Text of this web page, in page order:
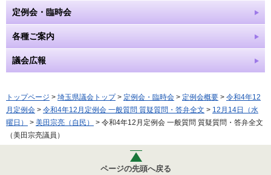
定例会・臨時会
各種ご案内
議会広報
トップページ > 埼玉県議会トップ> 定例会・臨時会 > 定例会概要 > 令和4年12
月定例会 > 令和4年12月定例会 一般質問 質疑質問・答弁全文 > 12月14日（水
曜日）
> 美田宗亮（自民）
> 令和4年12月定例会 一般質問 質疑質問・答弁全文
（美田宗亮議員）
ページの先頭へ戻る